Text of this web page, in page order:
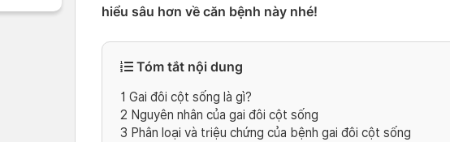
hiểu sâu hơn về căn bệnh này nhé!
Tóm tắt nội dung
1 Gai đôi cột sống là gì?
2 Nguyên nhân của gai đôi cột sống
3 Phân loại và triệu chứng của bệnh gai đôi cột sống